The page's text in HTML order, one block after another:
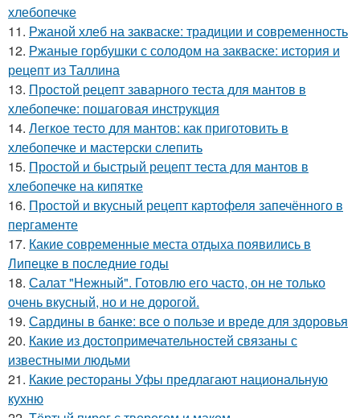
хлебопечке
11. Ржаной хлеб на закваске: традиции и современность
12. Ржаные горбушки с солодом на закваске: история и
рецепт из Таллина
13. Простой рецепт заварного теста для мантов в
хлебопечке: пошаговая инструкция
14. Легкое тесто для мантов: как приготовить в
хлебопечке и мастерски слепить
15. Простой и быстрый рецепт теста для мантов в
хлебопечке на кипятке
16. Простой и вкусный рецепт картофеля запечённого в
пергаменте
17. Какие современные места отдыха появились в
Липецке в последние годы
18. Салат "Нежный". Готовлю его часто, он не только
очень вкусный, но и не дорогой.
19. Сардины в банке: все о пользе и вреде для здоровья
20. Какие из достопримечательностей связаны с
известными людьми
21. Какие рестораны Уфы предлагают национальную
кухню